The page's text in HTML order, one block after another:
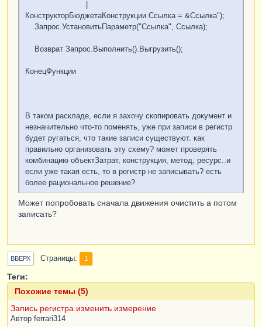
КонструкторБюджетаКонструкции.Ссылка = &Ссылка");
Запрос.УстановитьПараметр("Ссылка", Ссылка);
Возврат Запрос.Выполнить().Выгрузить();
КонецФункции
В таком раскладе, если я захочу скопировать документ и
незначительно что-то поменять, уже при записи в регистр
будет ругаться, что такие записи существуют. как
правильно организовать эту схему? может проверять
комбинацию объектЗатрат, конструкция, метод, ресурс..и
если уже такая есть, то в регистр не записывать? есть
более рациональное решение?
Может попробовать сначала движения очистить а потом
записать?
ВВЕРХ Страницы 1
Теги:
Похожие темы (5)
Запись регистра изменить измерение
Автор ferrari314